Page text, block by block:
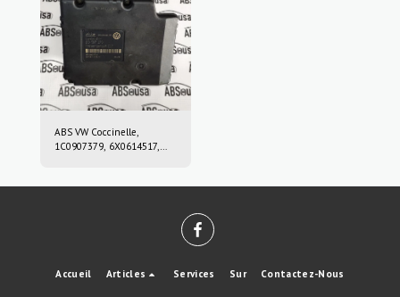
ABS VW Coccinelle,
1C0907379, 6X0614517,
10020402224
Accueil Articles Services Sur Contactez-Nous